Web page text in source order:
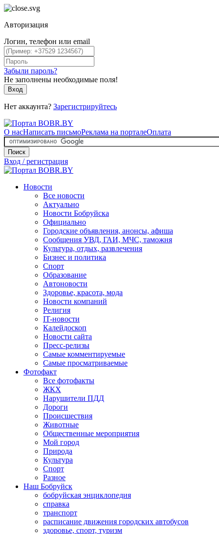
Авторизация
Логин, телефон или email
Забыли пароль?
Не заполнены необходимые поля!
Вход
Нет аккаунта? Зарегистрируйтесь
О насНаписать письмоРеклама на порталеОплата
Поиск
Вход / регистрация
Новости
Все новости
Актуально
Новости Бобруйска
Официально
Городские объявления, анонсы, афиша
Сообщения УВД, ГАИ, МЧС, таможня
Культура, отдых, развлечения
Бизнес и политика
Спорт
Образование
Автоновости
Здоровье, красота, мода
Новости компаний
Религия
IT-новости
Калейдоскоп
Новости сайта
Пресс-релизы
Самые комментируемые
Самые просматриваемые
Фотофакт
Все фотофакты
ЖКХ
Нарушители ПДД
Дороги
Происшествия
Животные
Общественные мероприятия
Мой город
Природа
Культура
Спорт
Разное
Наш Бобруйск
бобруйская энциклопедия
справка
транспорт
расписание движения городских автобусов
здоровье, спорт, туризм